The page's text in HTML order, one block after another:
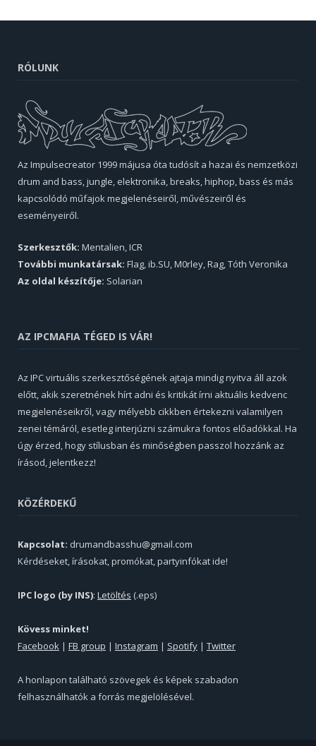
RÓLUNK
Az Impulsecreator 1999 májusa óta tudósít a hazai és nemzetközi
drum and bass, jungle, elektronika, breaks, hiphop, bass és más
kapcsolódó műfajok megjelenéseiről, művészeiről és
eseményeiről.
Szerkesztők: Mentalien, ICR
További munkatársak: Flag, ib.SU, M0rley, Rag, Tóth Veronika
Az oldal készítője: Solarian
AZ IPCMAFIA TÉGED IS VÁR!
Az IPC virtuális szerkesztőségének ajtaja mindig nyitva áll azok
előtt, akik szeretnének hírt adni és kritikát írni aktuális kedvenc
megjelenéseikről, vagy mélyebb cikkben értekezni valamilyen
zenei témáról, esetleg interjúzni számukra fontos előadókkal. Ha
úgy érzed, hogy stílusban és minőségben passzol hozzánk az
írásod, jelentkezz!
KÖZÉRDEKŰ
Kapcsolat: drumandbasshu@gmail.com
Kérdéseket, írásokat, promókat, partyinfókat ide!
IPC logo (by INS): Letöltés (.eps)
Kövess minket!
Facebook | FB group | Instagram | Spotify | Twitter
A honlapon található szövegek és képek szabadon
felhasználhatók a forrás megjelölésével.